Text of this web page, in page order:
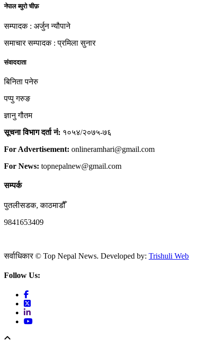
नेपाल ब्युरो चीफ़
सम्पादक : अर्जुन न्यौपाने
समाचार सम्पादक : प्रमिला सुनार
संवाददाता
बिनिता पनेरु
पप्पु गरुङ
ज्ञानु गौतम
सूचना विभाग दर्ता नं: १०५४/२०७५-७६
For Advertisement: onlineramhari@gmail.com
For News: topnepalnew@gmail.com
सम्पर्क
पुतलीसडक, काठमाडौँ
9841653409
सर्वाधिकार © Top Nepal News. Developed by: Trishuli Web
Follow Us: